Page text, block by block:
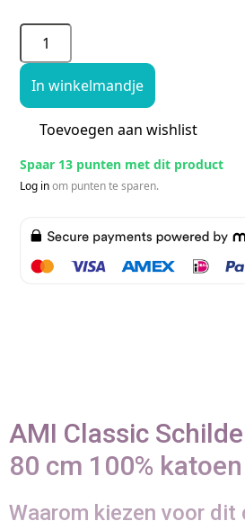
In winkelmandje
Toevoegen aan wishlist
Spaar 13 punten met dit product
Log inom punten te sparen.
AMI Classic
80 cm 100%
Waarom kiezen voor dit